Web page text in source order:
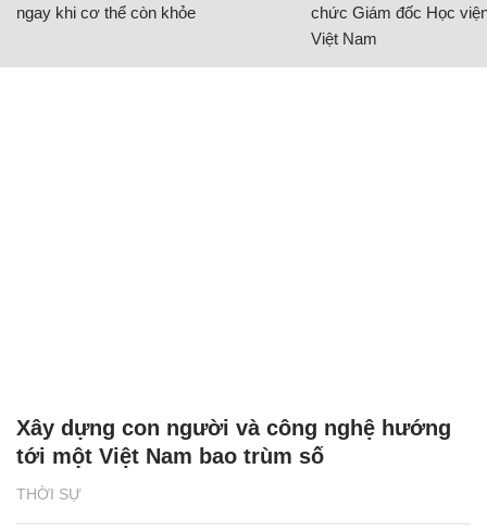
ngay khi cơ thể còn khỏe
chức Giám đốc Học
Việt Nam
THỜI SỰ
Xây dựng con người và công nghệ hướng
tới một Việt Nam bao trùm số